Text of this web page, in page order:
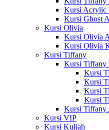
Kursi Acrylic
Kursi Ghost
Kursi Olivia
Kursi Olivia
Kursi Olivia
Kursi Tiffany
Kursi Tiffany
Kursi
Kursi
Kursi
Kursi
Kursi Tiffany
Kursi VIP
Kursi Kuliah